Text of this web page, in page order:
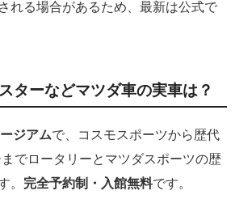
れる場合があるため、最新は公式で
ターなどマツダ車の実車は？
ジアムで、コスモスポーツから歴代
でロータリーとマツダスポーツの歴
。 完全予約制・入館無料です。